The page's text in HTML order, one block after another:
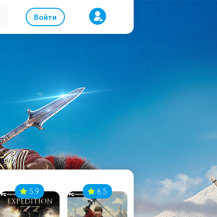
Войти
5.9 6.5 8.1